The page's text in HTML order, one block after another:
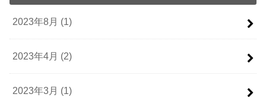
2023年8月 (1)
2023年4月 (2)
2023年3月 (1)